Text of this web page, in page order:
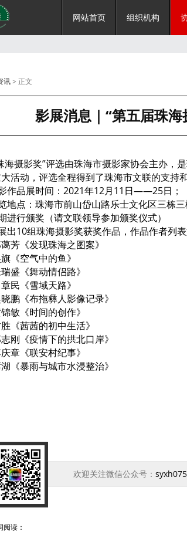
网站首页 组织机构
讯> 正文
影展消息｜“第五届珠
海摄影奖”评选由珠海市摄影家协会主办，
活动，评选全程得到了珠海市文联的支持
作品展时间：2021年12月11日——25日；
地点：珠海市前山岱山路乐士文化区三栋
进行颁奖（请文联领导参加颁奖仪式）
出10组珠海摄影奖获奖作品，作品作者列
芳《发现珠海之图案》
《空气中的鱼》
盛《舞动情侣路》
民《雪域天路》
鹏《布拖彝人影像记录》
敏《时间的创作》
《茜茜的初中生活》
刚《疫情下的拱北口岸》
章《联安村纪事》
《暴雨与城市水浸整治》
欢迎关注微信公众号：
阅读：